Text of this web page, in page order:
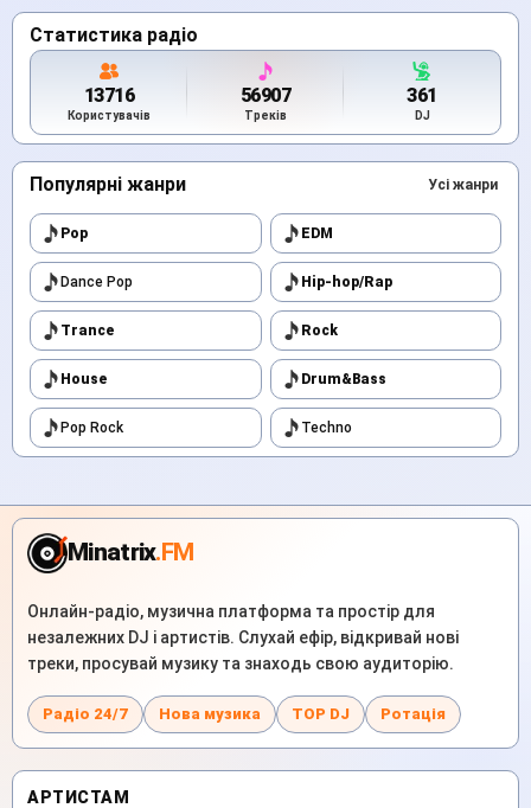
Статистика радіо
13716
Користувачів
56907
Треків
361
DJ
Популярні жанри Усі жанри
Pop EDM
Dance Pop Hip-hop/Rap
Trance Rock
House Drum&Bass
Pop Rock Techno
Minatrix.FM
Онлайн-радіо, музична платформа та простір для
незалежних DJ і артистів. Слухай ефір, відкривай нові
треки, просувай музику та знаходь свою аудиторію.
Радіо 24/7 Нова музика TOP DJ Ротація
АРТИСТАМ